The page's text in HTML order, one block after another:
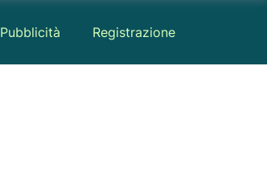
Pubblicità Registrazione